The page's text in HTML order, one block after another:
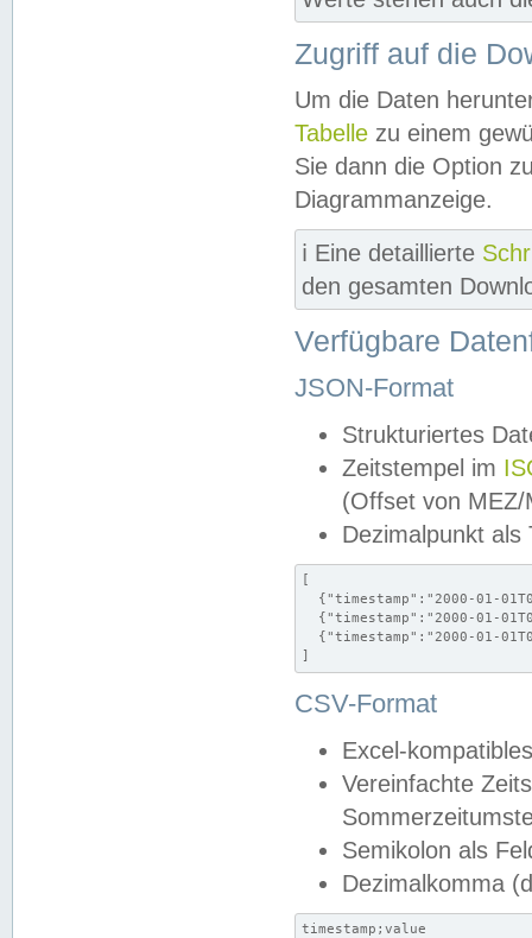
Zugriff auf die
Um die Daten
Tabelle zu einem
Sie dann die Option
Diagrammanzeige.
ℹ️ Eine detaillierte
den gesamten
Verfügbare
JSON-Format
Strukturiertes
Zeitstempel im
(Offset von MEZ/
Dezimalpunkt als
[
{"timestamp":"2000-01-
{"timestamp":"2000-01-
{"timestamp":"2000-01-
]
CSV-Format
Excel-
Vereinfachte
Semikolon als
Dezimalkomma
timestamp;value